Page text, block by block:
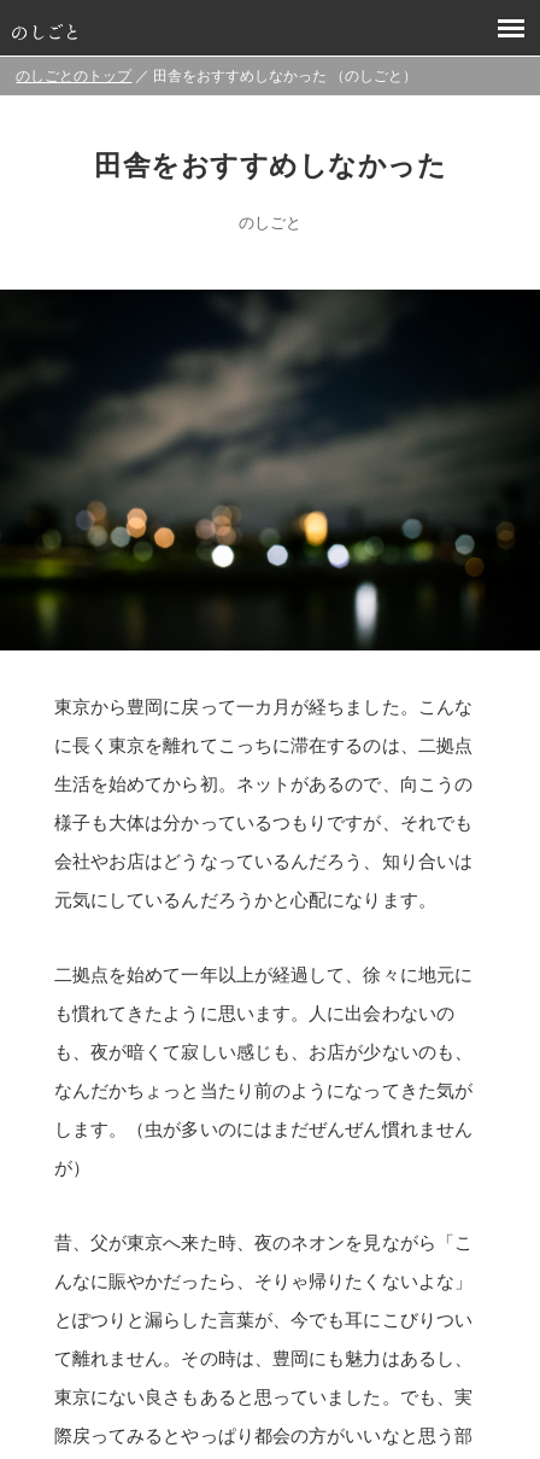
のしごとのトップ ／ 田舎をおすすめしなかった （のしごと）
田舎をおすすめしなかった
のしごと
東京から豊岡に戻って一カ月が経ちました。こんな
に長く東京を離れてこっちに滞在するのは、二拠点
生活を始めてから初。ネットがあるので、向こうの
様子も大体は分かっているつもりですが、それでも
会社やお店はどうなっているんだろう、知り合いは
元気にしているんだろうかと心配になります。
二拠点を始めて一年以上が経過して、徐々に地元に
も慣れてきたように思います。人に出会わないの
も、夜が暗くて寂しい感じも、お店が少ないのも、
なんだかちょっと当たり前のようになってきた気が
します。（虫が多いのにはまだぜんぜん慣れません
が）
昔、父が東京へ来た時、夜のネオンを見ながら「こ
んなに賑やかだったら、そりゃ帰りたくないよな」
とぽつりと漏らした言葉が、今でも耳にこびりつい
て離れません。その時は、豊岡にも魅力はあるし、
東京にない良さもあると思っていました。でも、実
際戻ってみるとやっぱり都会の方がいいなと思う部